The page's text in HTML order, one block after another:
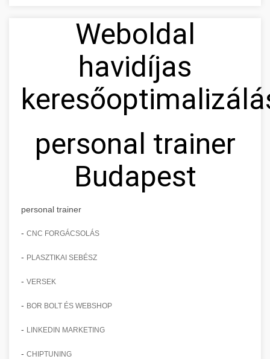
Weboldal
havidíjas
personal trainer
Budapest
personal trainer
- CNC FORGÁCSOLÁS
- PLASZTIKAI SEBÉSZ
- VERSEK
- BOR BOLT ÉS WEBSHOP
- LINKEDIN MARKETING
- CHIPTUNING